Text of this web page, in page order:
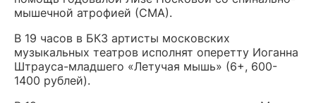
мышечной атрофией (СМА).
В 19 часов в БКЗ артисты московских
музыкальных театров исполнят оперетту Иоганна
Штрауса-младшего «Летучая мышь» (6+, 600-
1400 рублей).